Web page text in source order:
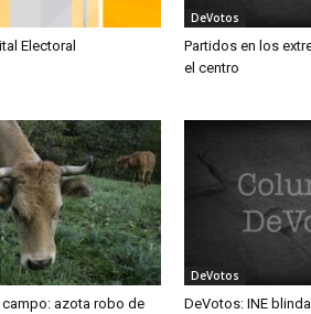
Electoral
DeVotos
Partidos en los
el centro
campo: azota robo de
DeVotos
DeVotos: INE